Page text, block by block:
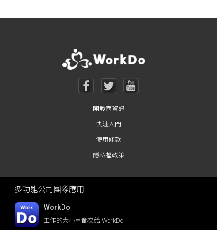
開發商資訊
快速入門
使用條款
隱私權政策
多功能公司團隊應用
WorkDo
工作的大小事都交給 WorkDo !